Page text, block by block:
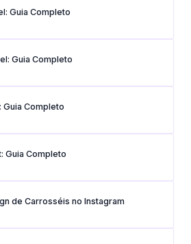
Guia Completo
Guia Completo
Guia Completo
Guia Completo
de Carrosséis no Instagram